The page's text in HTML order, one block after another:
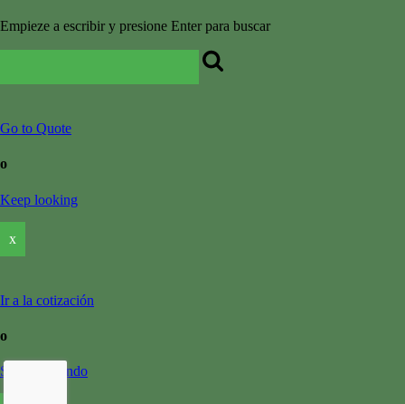
Empieze a escribir y presione Enter para buscar
Go to Quote
o
Keep looking
x
Ir a la cotización
o
Seguir mirando